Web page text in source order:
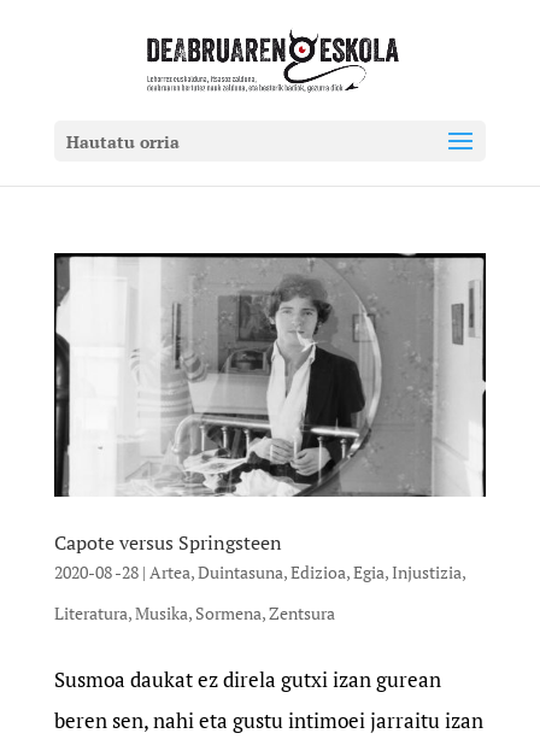
Hautatu orria
Capote versus Springsteen
2020-08 -28| Artea,Duintasuna,Edizioa,Egia,Injustizia,
Literatura,Musika, Sormena,Zentsura
Susmoa daukat ez direla gutxi izan gurean
beren sen, nahi eta gustu intimoei jarraitu izan